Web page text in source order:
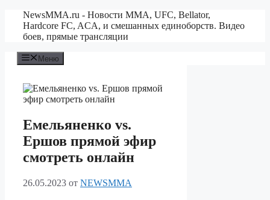
Перейти
содержимому
NewsMMA.ru - Новости ММА, UFC, Bellator,
Hardcore FC, ACA, и смешанных единоборств. Видео
боев, прямые трансляции
Меню
Емельяненко vs.
Ершов прямой эфир
смотреть онлайн
26.05.2023 от NEWSMMA